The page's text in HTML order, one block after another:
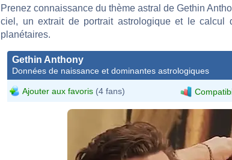
Prenez connaissance du thème astral de Gethin
ciel, un extrait de portrait astrologique et le calcul
planétaires.
Gethin Anthony
Données de naissance et dominantes astrologiques
Ajouter aux favoris (4 fans)